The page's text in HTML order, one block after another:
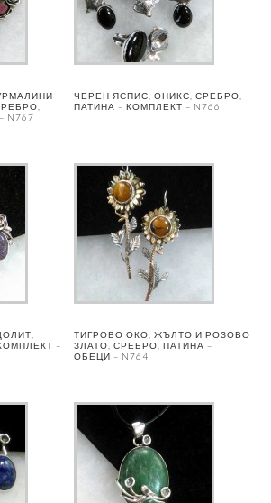
N767
ЧЕРЕН ЯСПИС, ОНИКС, СРЕБРО,
ПАТИНА – КОМПЛЕКТ – N766
–
ТИГРОВО ОКО, ЖЪЛТО И РОЗОВО
ЗЛАТО, СРЕБРО, ПАТИНА –
ОБЕЦИ – N764